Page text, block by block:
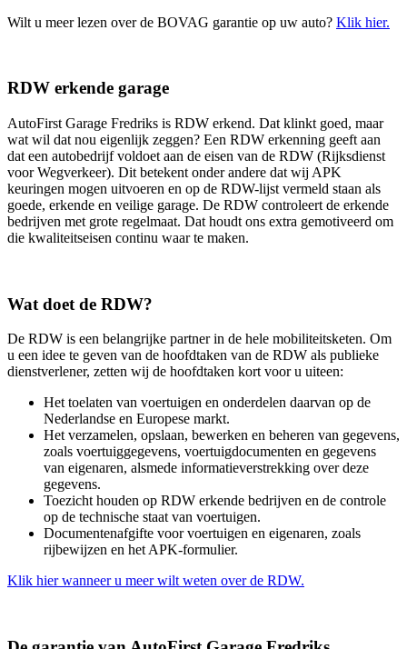
Wilt u meer lezen over de BOVAG garantie op uw auto? Klik hier.
RDW erkende garage
AutoFirst Garage Fredriks is RDW erkend. Dat klinkt goed, maar
wat wil dat nou eigenlijk zeggen? Een RDW erkenning geeft aan
dat een autobedrijf voldoet aan de eisen van de RDW (Rijksdienst
voor Wegverkeer). Dit betekent onder andere dat wij APK
keuringen mogen uitvoeren en op de RDW-lijst vermeld staan als
goede, erkende en veilige garage. De RDW controleert de erkende
bedrijven met grote regelmaat. Dat houdt ons extra gemotiveerd om
die kwaliteitseisen continu waar te maken.
Wat doet de RDW?
De RDW is een belangrijke partner in de hele mobiliteitsketen. Om
u een idee te geven van de hoofdtaken van de RDW als publieke
dienstverlener, zetten wij de hoofdtaken kort voor u uiteen:
Het toelaten van voertuigen en onderdelen daarvan op de
Nederlandse en Europese markt.
Het verzamelen, opslaan, bewerken en beheren van gegevens,
zoals voertuiggegevens, voertuigdocumenten en gegevens
van eigenaren, alsmede informatieverstrekking over deze
gegevens.
Toezicht houden op RDW erkende bedrijven en de controle
op de technische staat van voertuigen.
Documentenafgifte voor voertuigen en eigenaren, zoals
rijbewijzen en het APK-formulier.
Klik hier wanneer u meer wilt weten over de RDW.